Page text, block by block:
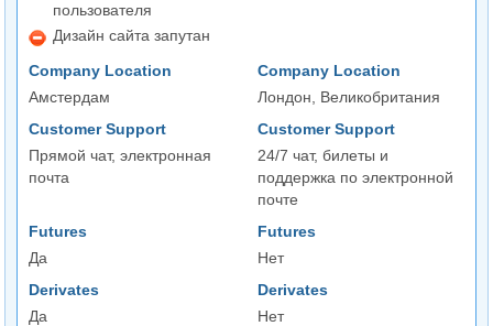
пользователя
Дизайн сайта запутан
Company Location
Амстердам
Company Location
Лондон, Великобритания
Customer Support
Прямой чат, электронная
почта
Customer Support
24/7 чат, билеты и
поддержка по электронной
почте
Futures
Да
Futures
Нет
Derivates
Да
Derivates
Нет